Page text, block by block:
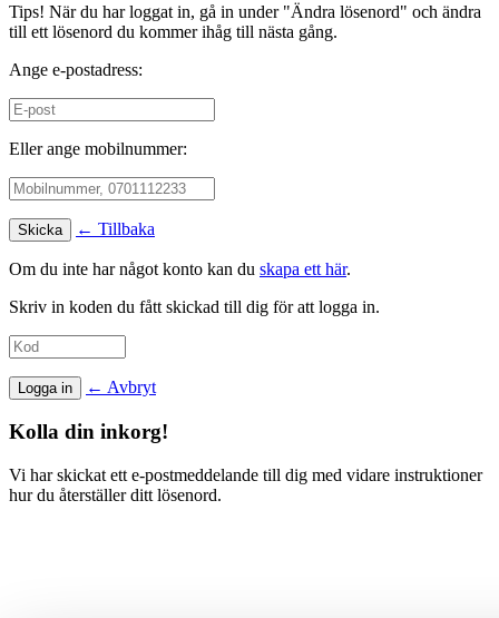
Tips! När du har loggat in, gå in under "Ändra lösenord" och ändra
till ett lösenord du kommer ihåg till nästa gång.
Ange e-postadress:
Eller ange mobilnummer:
← Tillbaka
Om du inte har något konto kan du skapa ett här.
Skriv in koden du fått skickad till dig för att logga in.
← Avbryt
Kolla din inkorg!
Vi har skickat ett e-postmeddelande till dig med vidare instruktioner
hur du återställer ditt lösenord.